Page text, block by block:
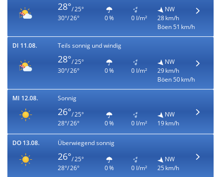
28°/ 25°
30°/ 26°
0 % 0 l/m²
NW
28 km/h
Böen 51 km/h
DI 11.08. Teils sonnig und windig
28°/ 25°
30°/ 26°
0 % 0 l/m²
NW
29 km/h
Böen 50 km/h
MI 12.08. Sonnig
26°/ 25°
28°/ 26°
0 % 0 l/m²
NW
19 km/h
DO 13.08. Überwiegend sonnig
26°/ 25°
28°/ 26°
0 % 0 l/m²
NW
25 km/h